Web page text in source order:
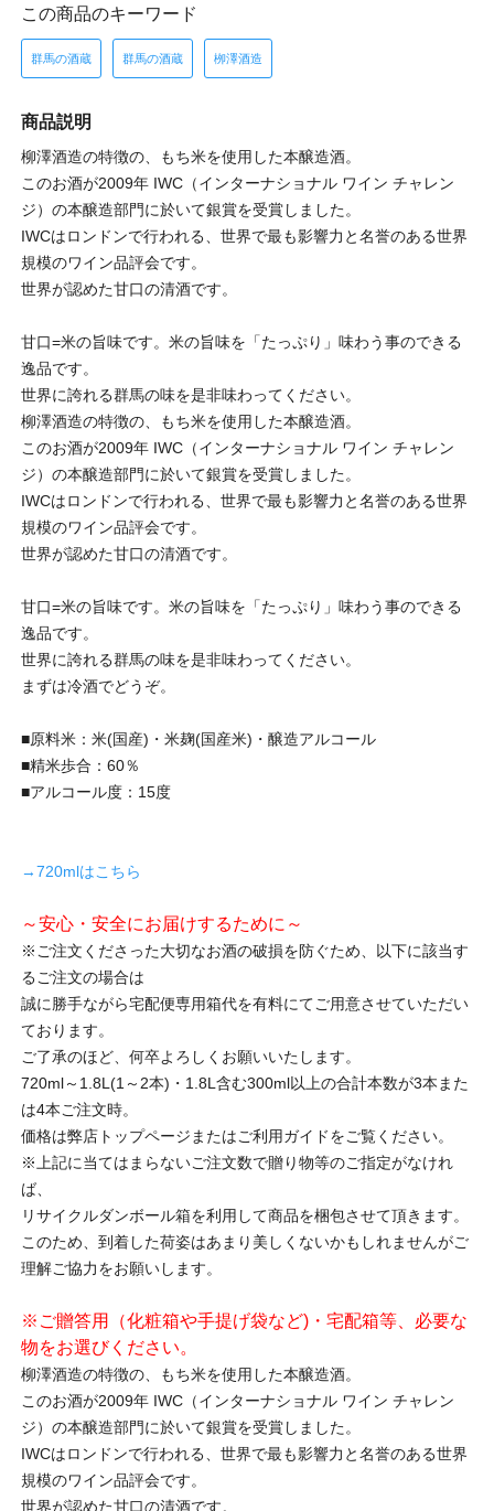
この商品のキーワード
群馬の酒蔵 群馬の酒蔵 栁澤酒造
商品説明
柳澤酒造の特徴の、もち米を使用した本醸造酒。
このお酒が2009年 IWC（インターナショナル ワイン チャレン
ジ）の本醸造部門に於いて銀賞を受賞しました。
IWCはロンドンで行われる、世界で最も影響力と名誉のある世界
規模のワイン品評会です。
世界が認めた甘口の清酒です。
甘口=米の旨味です。米の旨味を「たっぷり」味わう事のできる
逸品です。
世界に誇れる群馬の味を是非味わってください。
柳澤酒造の特徴の、もち米を使用した本醸造酒。
このお酒が2009年 IWC（インターナショナル ワイン チャレン
ジ）の本醸造部門に於いて銀賞を受賞しました。
IWCはロンドンで行われる、世界で最も影響力と名誉のある世界
規模のワイン品評会です。
世界が認めた甘口の清酒です。
甘口=米の旨味です。米の旨味を「たっぷり」味わう事のできる
逸品です。
世界に誇れる群馬の味を是非味わってください。
まずは冷酒でどうぞ。
■原料米：米(国産)・米麹(国産米)・醸造アルコール
■精米歩合：60％
■アルコール度：15度
→720mlはこちら
～安心・安全にお届けするために～
※ご注文くださった大切なお酒の破損を防ぐため、以下に該当す
るご注文の場合は
誠に勝手ながら宅配便専用箱代を有料にてご用意させていただい
ております。
ご了承のほど、何卒よろしくお願いいたします。
720ml～1.8L(1～2本)・1.8L含む300ml以上の合計本数が3本また
は4本ご注文時。
価格は弊店トップページまたはご利用ガイドをご覧ください。
※上記に当てはまらないご注文数で贈り物等のご指定がなけれ
ば、
リサイクルダンボール箱を利用して商品を梱包させて頂きます。
このため、到着した荷姿はあまり美しくないかもしれませんがご
理解ご協力をお願いします。
※ご贈答用（化粧箱や手提げ袋など)・宅配箱等、必要な
物をお選びください。
柳澤酒造の特徴の、もち米を使用した本醸造酒。
このお酒が2009年 IWC（インターナショナル ワイン チャレン
ジ）の本醸造部門に於いて銀賞を受賞しました。
IWCはロンドンで行われる、世界で最も影響力と名誉のある世界
規模のワイン品評会です。
世界が認めた甘口の清酒です。